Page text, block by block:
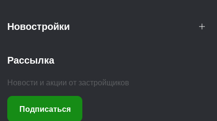
Новостройки
Рассылка
Новости и акции от застройщиков
Подписаться